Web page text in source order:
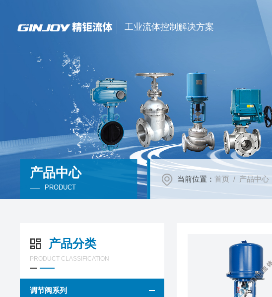
工业流体控制解决方案
产品中心
PRODUCT
当前位置：首页 / 产品中心
产品分类
PRODUCT CLASSIFICATION
调节阀系列